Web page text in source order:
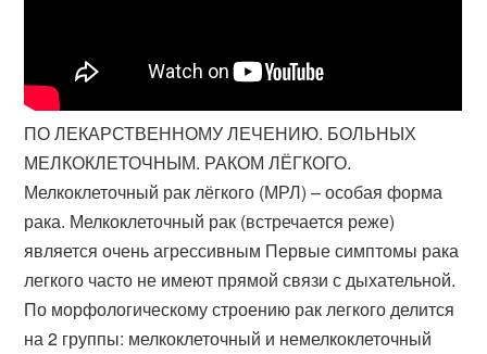
ПО ЛЕКАРСТВЕННОМУ ЛЕЧЕНИЮ. БОЛЬНЫХ
МЕЛКОКЛЕТОЧНЫМ. РАКОМ ЛЁГКОГО.
Мелкоклеточный рак лёгкого (МРЛ) – особая форма
рака. Мелкоклеточный рак (встречается реже)
является очень агрессивным Первые симптомы рака
легкого часто не имеют прямой связи с дыхательной​.
По морфологическому строению рак легкого делится
на 2 группы: мелкоклеточный и немелкоклеточный